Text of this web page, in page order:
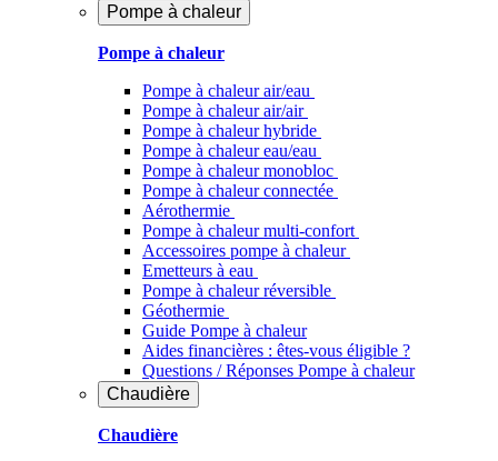
Pompe à chaleur
Pompe à chaleur
Pompe à chaleur air/eau
Pompe à chaleur air/air
Pompe à chaleur hybride
Pompe à chaleur​ eau/eau
Pompe à chaleur monobloc
Pompe à chaleur connectée
Aérothermie
Pompe à chaleur multi-confort
Accessoires pompe à chaleur
Emetteurs à eau
Pompe à chaleur réversible
Géothermie
Guide Pompe à chaleur
Aides financières : êtes-vous éligible ?
Questions / Réponses Pompe à chaleur
Chaudière
Chaudière